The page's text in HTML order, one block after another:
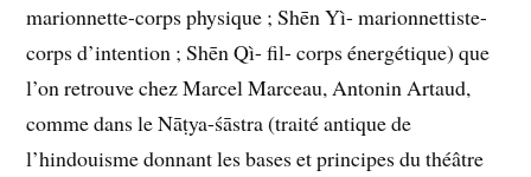
marionnette-corps physique ; Shēn Yì- marionnettiste-
corps d’intention ; Shēn Qì- fil- corps énergétique) que
l’on retrouve chez Marcel Marceau, Antonin Artaud,
comme dans le Nāṭya-śāstra (traité antique de
l’hindouisme donnant les bases et principes du théâtre